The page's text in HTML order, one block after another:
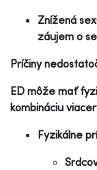
Znížená
záujem o
Príčiny
ED môže mať
kombináciu
Fyzikálne